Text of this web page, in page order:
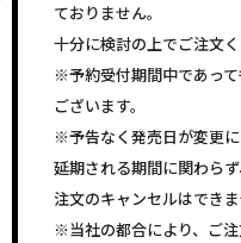
ておりません。
十分に検討の上でご注文く
※予約受付期間中であっ
ございます。
※予告なく発売日が変更に
延期される期間に関わら
注文のキャンセルはできま
※当社の都合により、ご